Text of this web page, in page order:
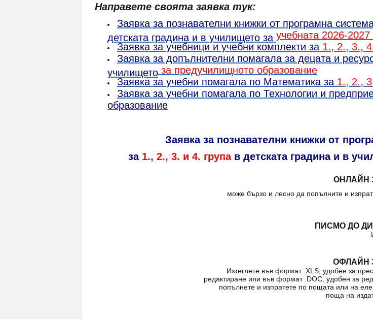
Направете своята заявка тук:
Заявка за познавателни книжки от програмна
детската градина и в училището за учебната 2026-2027
Заявка за учебници и учебни комплекти за 1., 2., 3.,
Заявка за допълнителни помагала за децата и
училището за предучилищното образование
Заявка за учебни помагала по Математика за 1., 2.,
Заявка за учебни помагала по Технологии и
образование
Заявка за познавателни книжки от
за 1., 2., 3. и 4. групав детската градина и в
ОНЛАЙН
може бързо и лесно да попълните и
ПИСМО ДО
ОФЛАЙН
Изтеглете във формат .XLS, удобен за
редактиране или във формат .DOC, удобен за
попълнете и изпратете по пощата или на
поща на